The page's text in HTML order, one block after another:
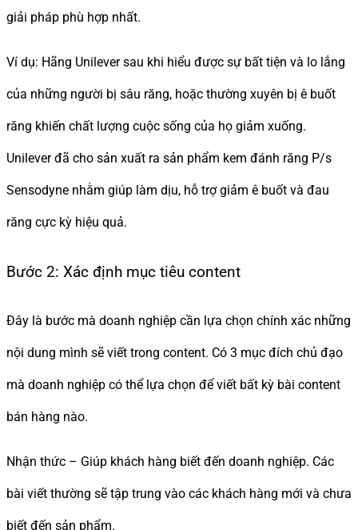
giải pháp phù hợp nhất.
Ví dụ: Hãng Unilever sau khi hiểu được sự bất tiện và lo lắng
của những người bị sâu răng, hoặc thường xuyên bị ê buốt
răng khiến chất lượng cuộc sống của họ giảm xuống.
Unilever đã cho sản xuất ra sản phẩm kem đánh răng P/s
Sensodyne nhằm giúp làm dịu, hỗ trợ giảm ê buốt và đau
răng cực kỳ hiệu quả.
Bước 2: Xác định mục tiêu content
Đây là bước mà doanh nghiệp cần lựa chọn chính xác những
nội dung mình sẽ viết trong content. Có 3 mục đích chủ đạo
mà doanh nghiệp có thể lựa chọn để viết bất kỳ bài content
bán hàng nào.
Nhận thức – Giúp khách hàng biết đến doanh nghiệp. Các
bài viết thường sẽ tập trung vào các khách hàng mới và chưa
biết đến sản phẩm.